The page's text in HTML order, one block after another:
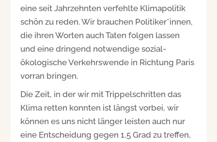
eine seit Jahrzehnten verfehlte Klimapolitik
schön zu reden. Wir brauchen Politiker*innen,
die ihren Worten auch Taten folgen lassen
und eine dringend notwendige sozial-
ökologische Verkehrswende in Richtung Paris
vorran bringen.
Die Zeit, in der wir mit Trippelschritten das
Klima retten konnten ist längst vorbei, wir
können es uns nicht länger leisten auch nur
eine Entscheidung gegen 1,5 Grad zu treffen,